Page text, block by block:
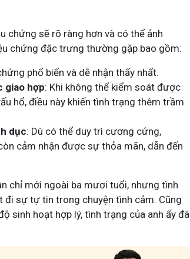
chứng sẽ rõ ràng hơn và có thể ảnh
chứng đặc trưng thường gặp bao gồm:
phổ biến và dễ nhận thấy nhất.
giao hợp: Khi không thể kiểm soát được
hổ, điều này khiến tình trạng thêm trầm
dục: Dù có thể duy trì cương cứng,
cảm nhận được sự thỏa mãn, dẫn đến
chỉ mới ngoài ba mươi tuổi, nhưng tình
đi sự tự tin trong chuyện tình cảm. Cũng
sinh hoạt hợp lý, tình trạng của anh ấy đã